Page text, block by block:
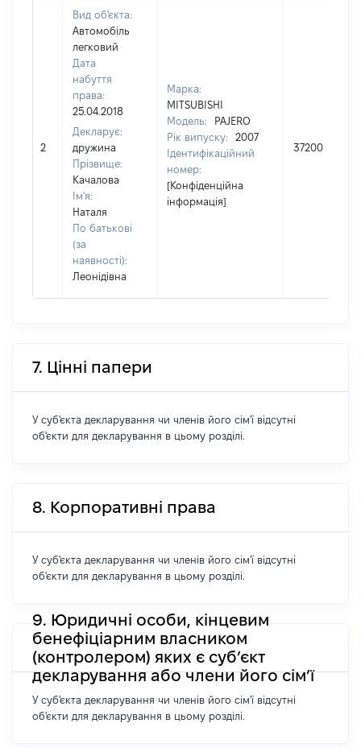
2
Вид об'єкта:
Автомобіль
легковий
Дата
набуття
права:
25.04.2018
Декларує:
дружина
Прізвище:
Качалова
Ім'я:
Наталя
По батькові
(за
наявності):
Леонідівна
Марка:
MITSUBISHI
Модель:
PAJERO
Рік випуску:
2007
Ідентифікаційний
номер:
[Конфіденційна
інформація]
37200
7. Цінні папери
У суб'єкта декларування чи членів його сім'ї відсутні
об'єкти для декларування в цьому розділі.
8. Корпоративні права
У суб'єкта декларування чи членів його сім'ї відсутні
об'єкти для декларування в цьому розділі.
9. Юридичні особи, кінцевим
бенефіціарним власником
(контролером) яких є суб’єкт
декларування або члени його сім’ї
У суб'єкта декларування чи членів його сім'ї відсутні
об'єкти для декларування в цьому розділі.